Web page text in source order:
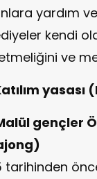
yardım
kendi
ve
gençler
tarihinden